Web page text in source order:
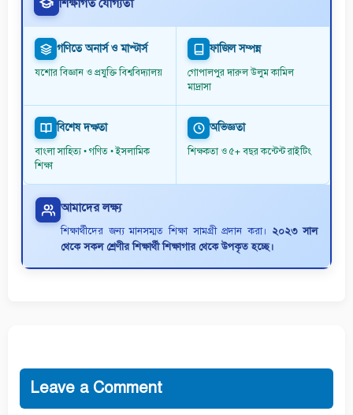
শিক্ষাগত যোগ্যতা
গণিতে অনার্স ও মাস্টার্স
যশোর বিজ্ঞান ও প্রযুক্তি বিশ্ববিদ্যালয়
ফাজিল সম্পন্ন
গোপালপুর দারুল উলুম কামিল
মাদ্রাসা
বিশেষ দক্ষতা
বাংলা সাহিত্য • গণিত • ইসলামিক
শিক্ষা
অভিজ্ঞতা
শিক্ষকতা ও ৫+ বছর কন্টেন্ট রাইটিং
আমাদের লক্ষ্য
শিক্ষার্থীদের জন্য মানসম্মত শিক্ষা সামগ্রী প্রদান করা। ২০২৩ সাল
থেকে সকল শ্রেণীর শিক্ষার্থী শিক্ষাগার থেকে উপকৃত হচ্ছে।
Leave a Comment